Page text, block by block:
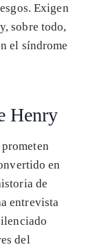
Exigen
sobre todo,
el síndrome
Henry
en
de
entrevista
del